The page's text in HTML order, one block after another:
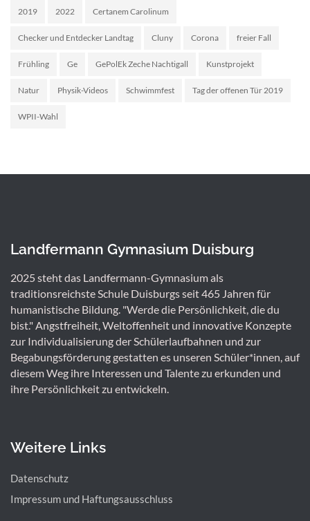
2019 2022 Certanem Carolinum
Checker und Entdecker Landtag Cluny Corona freier Fall
Frühling Ge GePolEk Zeche Nachtigall Kunstprojekt
Natur Physik-Videos Schwimmfest Tag der offenen Tür 2019
WPII-Wahl
Landfermann Gymnasium Duisburg
2025 steht das Landfermann-Gymnasium als
traditionsreichste Schule Duisburgs seit 465 Jahren für
humanistische Bildung. "Werde die Persönlichkeit, die du
bist." Angstfreiheit, Weltoffenheit und innovative Konzepte
zur Individualisierung der Schülerlaufbahnen und zur
Begabungsförderung gestatten es unseren Schüler*innen, auf
diesem Weg ihre Interessen und Talente zu erkunden und
ihre Persönlichkeit zu entwickeln.
Weitere Links
Datenschutz
Impressum und Haftungsausschluss